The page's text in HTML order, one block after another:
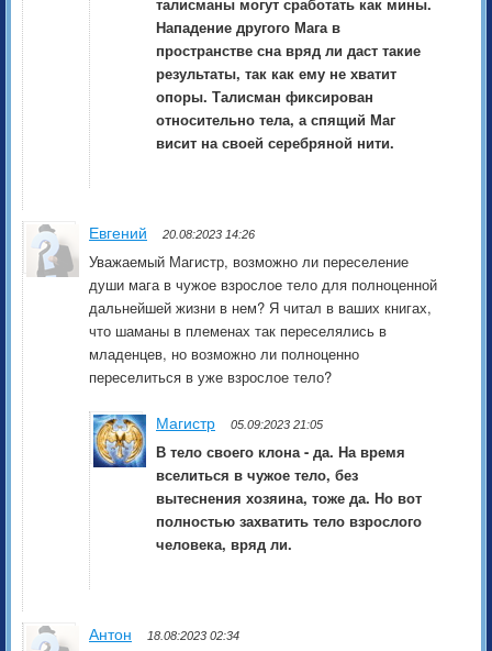
Нападение другого Мага в
пространстве сна вряд ли даст такие
результаты, так как ему не хватит
опоры. Талисман фиксирован
относительно тела, а спящий Маг
висит на своей серебряной нити.
Евгений 20.08:2023 14:26
Уважаемый Магистр, возможно ли переселение
души мага в чужое взрослое тело для полноценной
дальнейшей жизни в нем? Я читал в ваших книгах,
что шаманы в племенах так переселялись в
младенцев, но возможно ли полноценно
переселиться в уже взрослое тело?
Магистр 05.09:2023 21:05
В тело своего клона - да. На время
вселиться в чужое тело, без
вытеснения хозяина, тоже да. Но вот
полностью захватить тело взрослого
человека, вряд ли.
Антон 18.08:2023 02:34